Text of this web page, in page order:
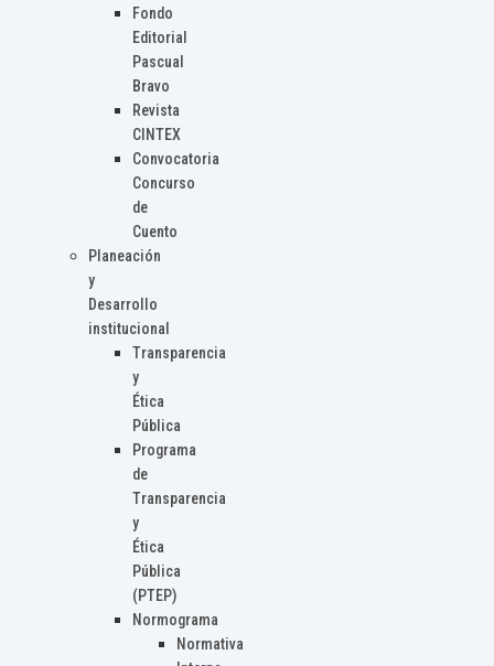
Fondo
Editorial
Pascual
Bravo
Revista
CINTEX
Convocatoria
Concurso
de
Cuento
Planeación
y
Desarrollo
institucional
Transparencia
y
Ética
Pública
Programa
de
Transparencia
y
Ética
Pública
(PTEP)
Normograma
Normativa